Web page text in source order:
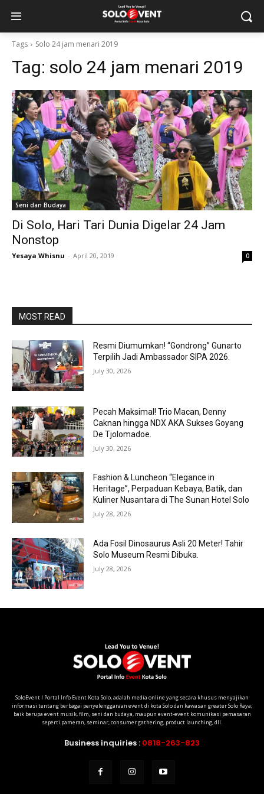
Tags Solo 24 jam menari 2019
Tag: solo 24 jam menari 2019
Seni dan Budaya
Di Solo, Hari Tari Dunia Digelar 24 Jam
Nonstop
Yesaya Whisnu - April 20, 2019 0
MOST READ
Resmi Diumumkan! “Gondrong” Gunarto
Terpilih Jadi Ambassador SIPA 2026.
July 30, 2026
Pecah Maksimal! Trio Macan, Denny
Caknan hingga NDX AKA Sukses Goyang
De Tjolomadoe.
July 30, 2026
Fashion & Luncheon “Elegance in
Heritage”, Perpaduan Kebaya, Batik, dan
Kuliner Nusantara di The Sunan Hotel Solo
July 28, 2026
Ada Fosil Dinosaurus Asli 20 Meter! Tahir
Solo Museum Resmi Dibuka.
July 28, 2026
SoloEvent I Portal Info Event Kota Solo, adalah media online yang secara khusus menyajikan
informasi tentang berbagai penyelenggaraan event di kota Solo dan kawasan greater Solo Raya;
baik berupa event musik, film, seni dan budaya, maupun event-event komunikasi pemasaran
seperti pameran, seminar, consumer gathering, product launching, dll.
Business inquiries : 0818-263-823